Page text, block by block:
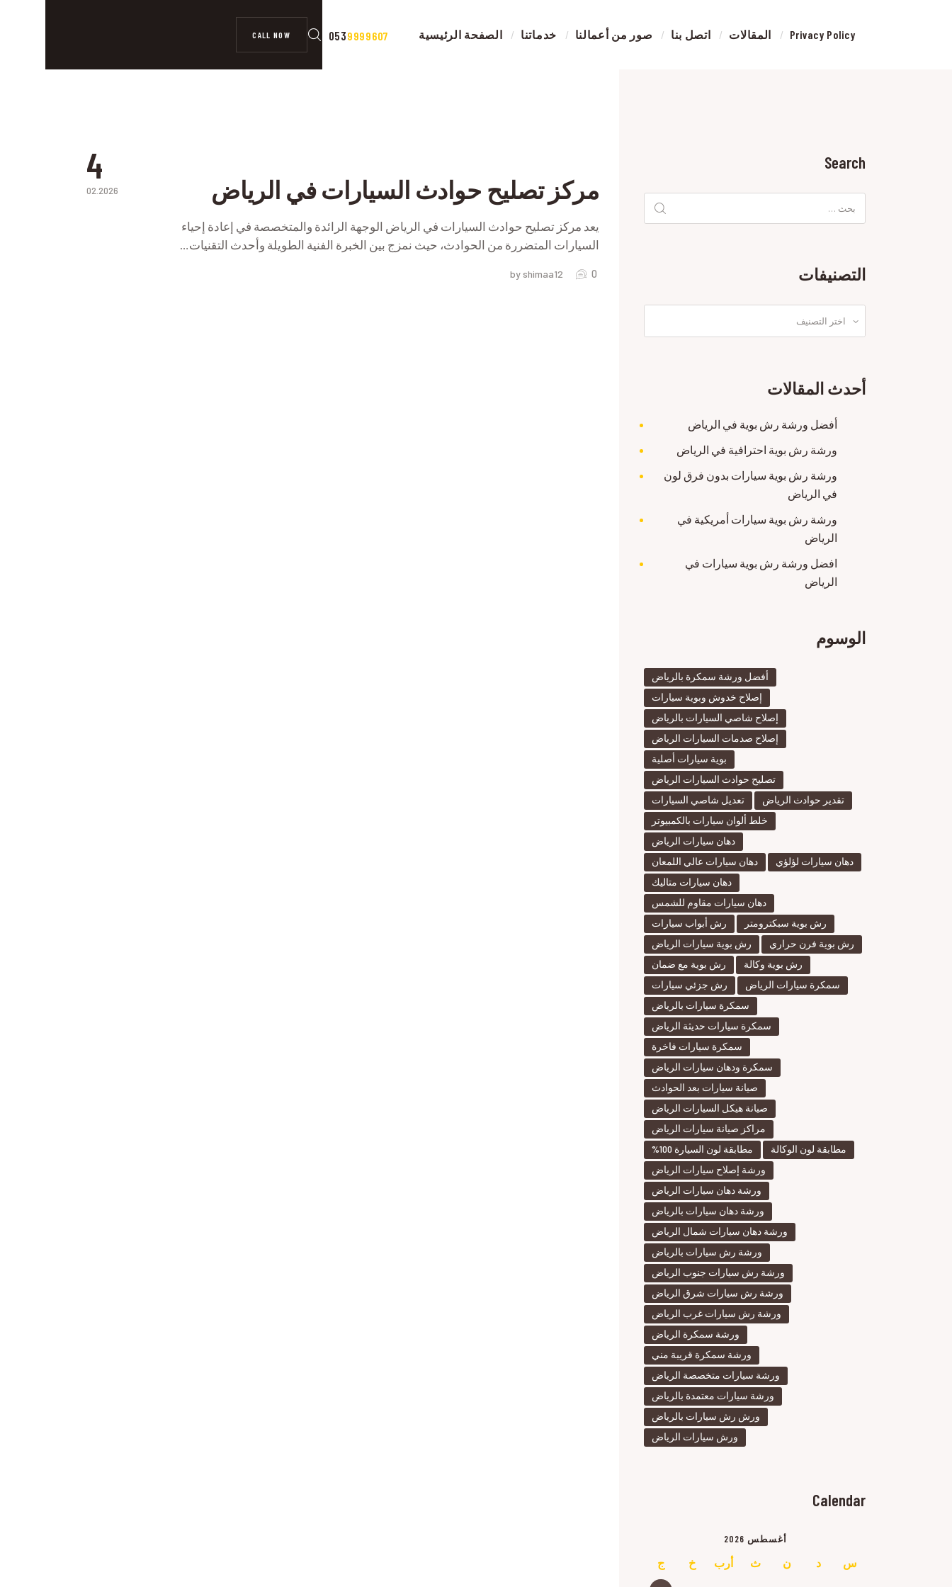
الصفحة الرئيسية خدماتنا صور من أعمالنا اتصل بنا المقالات Privacy Policy
9999607
053
CALL NOW
PRIVACY POLICY
4
02.2026 مركز تصليح حوادث السيارات في الرياض
يعد مركز تصليح حوادث السيارات في الرياض الوجهة الرائدة والمتخصصة في إعادة إحياء
السيارات المتضررة من الحوادث، حيث نمزج بين الخبرة الفنية الطويلة وأحدث التقنيات…
by shimaa12 0
Search
عن:
التصنيفات
أحدث المقالات
أفضل ورشة رش بوية في الرياض
ورشة رش بوية احترافية في الرياض
ورشة رش بوية سيارات بدون فرق لون
في الرياض
ورشة رش بوية سيارات أمريكية في
الرياض
افضل ورشة رش بوية سيارات في
الرياض
الوسوم
أفضل ورشة سمكرة بالرياض
إصلاح خدوش وبوية سيارات
إصلاح شاصي السيارات بالرياض
إصلاح صدمات السيارات الرياض
بوية سيارات أصلية
تصليح حوادث السيارات الرياض
تعديل شاصي السيارات
تقدير حوادث الرياض
خلط ألوان سيارات بالكمبيوتر
دهان سيارات الرياض
دهان سيارات عالي اللمعان
دهان سيارات لؤلؤي
دهان سيارات متاليك
دهان سيارات مقاوم للشمس
رش أبواب سيارات
رش بوية سبكترومتر
رش بوية سيارات الرياض
رش بوية فرن حراري
رش بوية مع ضمان
رش بوية وكالة
رش جزئي سيارات
سمكرة سيارات الرياض
سمكرة سيارات بالرياض
سمكرة سيارات حديثة الرياض
سمكرة سيارات فاخرة
سمكرة ودهان سيارات الرياض
صيانة سيارات بعد الحوادث
صيانة هيكل السيارات الرياض
مراكز صيانة سيارات الرياض
مطابقة لون السيارة 100%
مطابقة لون الوكالة
ورشة إصلاح سيارات الرياض
ورشة دهان سيارات الرياض
ورشة دهان سيارات بالرياض
ورشة دهان سيارات شمال الرياض
ورشة رش سيارات بالرياض
ورشة رش سيارات جنوب الرياض
ورشة رش سيارات شرق الرياض
ورشة رش سيارات غرب الرياض
ورشة سمكرة الرياض
ورشة سمكرة قريبة مني
ورشة سيارات متخصصة الرياض
ورشة سيارات معتمدة بالرياض
ورش رش سيارات بالرياض
ورش سيارات الرياض
Calendar
أغسطس 2026
س د ن ث أرب خ ج